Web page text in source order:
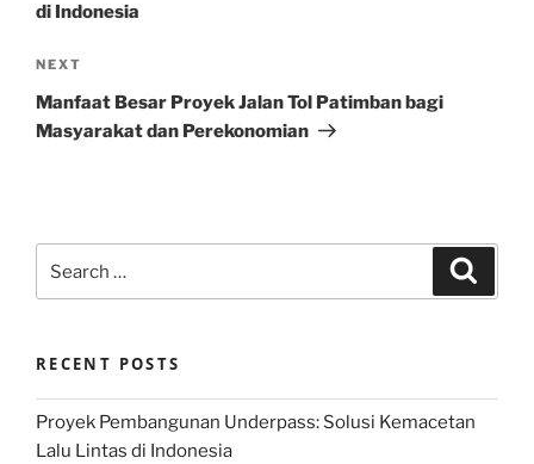
di Indonesia
Next
Post
NEXT
Manfaat Besar Proyek Jalan Tol Patimban bagi
Masyarakat dan Perekonomian
for:
RECENT POSTS
Proyek Pembangunan Underpass: Solusi Kemacetan
Lalu Lintas di Indonesia